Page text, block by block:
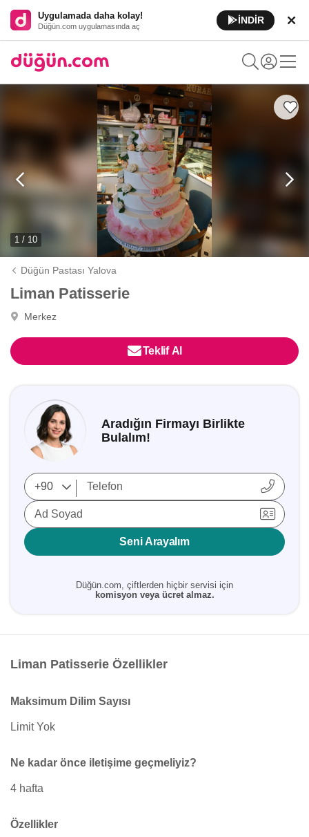
Uygulamada daha kolay!
Düğün.com uygulamasında aç
İNDİR
1 / 10
Düğün Pastası Yalova
Liman Patisserie
Merkez
Teklif Al
Aradığın Firmayı Birlikte
Bulalım!
Ad Soyad
Seni Arayalım
Düğün.com, çiftlerden hiçbir servisi için
komisyon veya ücret almaz.
Liman Patisserie Özellikler
Maksimum Dilim Sayısı
Limit Yok
Ne kadar önce iletişime geçmeliyiz?
4 hafta
Özellikler